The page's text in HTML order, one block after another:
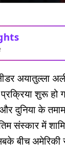
अयातुल्ला
शुरू हो
दुनिया के
संस्कार में
बीच अमेरिकी